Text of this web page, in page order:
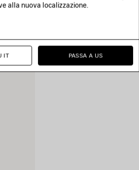
alla nuova localizzazione.
IT PASSA A US